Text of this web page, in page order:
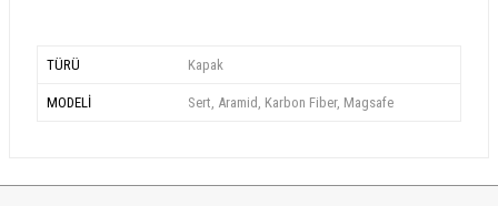
TÜRÜ Kapak
MODELİ Sert, Aramid, Karbon Fiber, Magsafe